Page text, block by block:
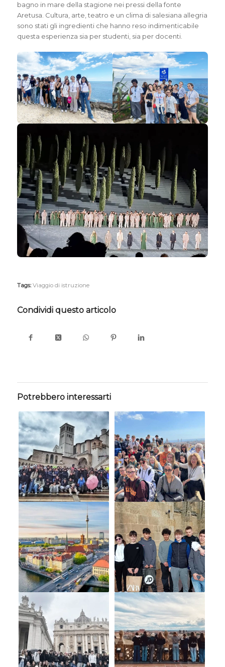
bagno in mare della stagione nei pressi della fonte
Aretusa. Cultura, arte, teatro e un clima di salesiana allegria
sono stati gli ingredienti che hanno reso indimenticabile
questa esperienza sia per studenti, sia per docenti.
Tags: Viaggio di istruzione
Condividi questo articolo
Potrebbero interessarti